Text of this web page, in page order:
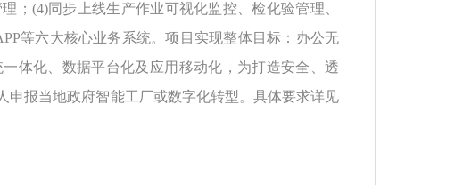
；(4)同步上线生产作业可视化监控、检化验管理、
等六大核心业务系统。项目实现整体目标：办公无
体化、数据平台化及应用移动化，为打造安全、透
报当地政府智能工厂或数字化转型。具体要求详见